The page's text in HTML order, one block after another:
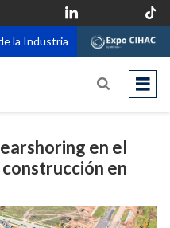
la Industria
en el
en